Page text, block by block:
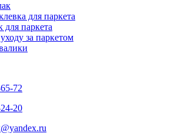
для паркета
для паркета
за паркетом
72
20